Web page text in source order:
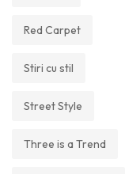
Red Carpet
Stiri cu stil
Street Style
Three is a Trend